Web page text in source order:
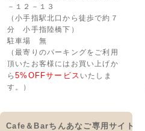
－１２－１３
（小手指駅北口から徒歩で約７
分 小手指陸橋下）
駐車場 無
（最寄りのパーキングをご利用
頂いたお客様にはお買い上げか
ら5%OFFサービス いたしま
す。）
Cafe＆Barちんあなご専用サイト